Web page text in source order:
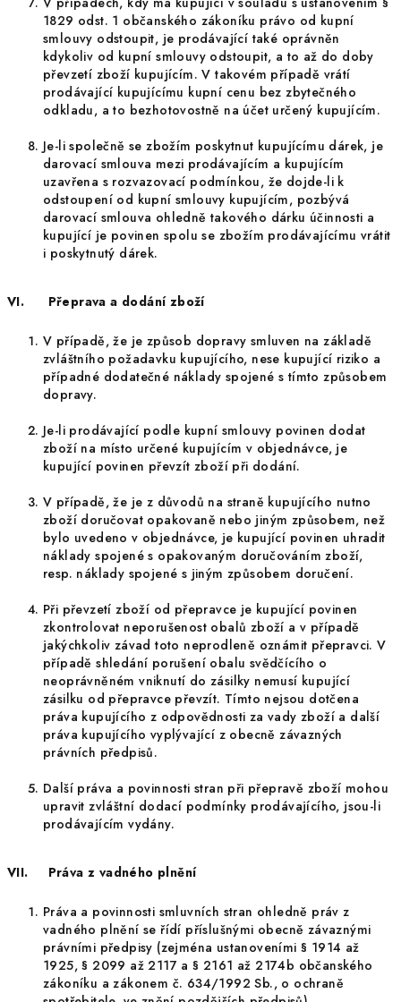
1829 odst. 1 občanského zákoníku právo od kupní
smlouvy odstoupit, je prodávající také oprávněn
kdykoliv od kupní smlouvy odstoupit, a to až do doby
převzetí zboží kupujícím. V takovém případě vrátí
prodávající kupujícímu kupní cenu bez zbytečného
odkladu, a to bezhotovostně na účet určený kupujícím.
Je-li společně se zbožím poskytnut kupujícímu dárek, je
darovací smlouva mezi prodávajícím a kupujícím
uzavřena s rozvazovací podmínkou, že dojde-li k
odstoupení od kupní smlouvy kupujícím, pozbývá
darovací smlouva ohledně takového dárku účinnosti a
kupující je povinen spolu se zbožím prodávajícímu vrátit
i poskytnutý dárek.
VI. Přeprava a dodání zboží
V případě, že je způsob dopravy smluven na základě
zvláštního požadavku kupujícího, nese kupující riziko a
případné dodatečné náklady spojené s tímto způsobem
dopravy.
Je-li prodávající podle kupní smlouvy povinen dodat
zboží na místo určené kupujícím v objednávce, je
kupující povinen převzít zboží při dodání.
V případě, že je z důvodů na straně kupujícího nutno
zboží doručovat opakovaně nebo jiným způsobem, než
bylo uvedeno v objednávce, je kupující povinen uhradit
náklady spojené s opakovaným doručováním zboží,
resp. náklady spojené s jiným způsobem doručení.
Při převzetí zboží od přepravce je kupující povinen
zkontrolovat neporušenost obalů zboží a v případě
jakýchkoliv závad toto neprodleně oznámit přepravci. V
případě shledání porušení obalu svědčícího o
neoprávněném vniknutí do zásilky nemusí kupující
zásilku od přepravce převzít. Tímto nejsou dotčena
práva kupujícího z odpovědnosti za vady zboží a další
práva kupujícího vyplývající z obecně závazných
právních předpisů.
Další práva a povinnosti stran při přepravě zboží mohou
upravit zvláštní dodací podmínky prodávajícího, jsou-li
prodávajícím vydány.
VII. Práva z vadného plnění
Práva a povinnosti smluvních stran ohledně práv z
vadného plnění se řídí příslušnými obecně závaznými
právními předpisy (zejména ustanoveními § 1914 až
1925, § 2099 až 2117 a § 2161 až 2174b občanského
zákoníku a zákonem č. 634/1992 Sb., o ochraně